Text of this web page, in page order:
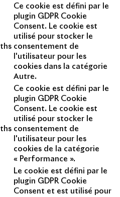
Ce cookie est défini par le
plugin GDPR Cookie
Consent. Le cookie est
utilisé pour stocker le
consentement de
l'utilisateur pour les
cookies dans la catégorie
Autre.
Ce cookie est défini par le
plugin GDPR Cookie
Consent. Le cookie est
utilisé pour stocker le
consentement de
l'utilisateur pour les
cookies de la catégorie
« Performance ».
Le cookie est défini par le
plugin GDPR Cookie
Consent et est utilisé pour